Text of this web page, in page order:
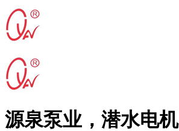
源泉泵业，潜水电机